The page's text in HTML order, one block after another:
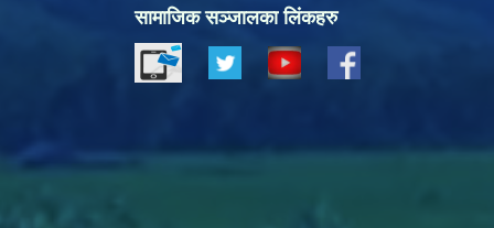
सामाजिक सञ्जालका लिंकहरु